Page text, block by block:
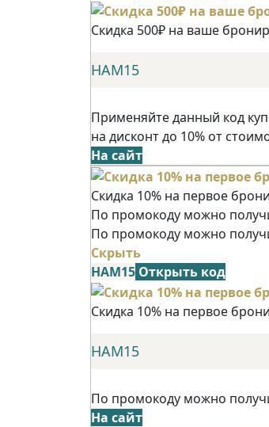
Скидка 500₽ на ваше
НАМ15
Применяйте данный код
на дисконт до 10% от
На сайт
Скидка 10% на первое
По промокоду можно
По промокоду можно
Скрыть
НАМ15 Открыть код
Скидка 10% на первое
НАМ15
По промокоду можно
На сайт